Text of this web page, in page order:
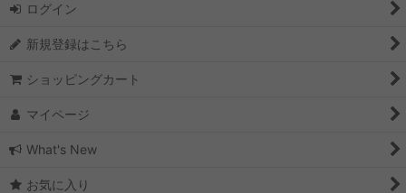
ログイン
新規登録はこちら
ショッピングカート
マイページ
What's New
お気に入り